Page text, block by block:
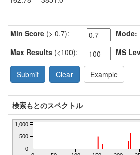
Min Score (> 0.7): Mode:
Max Results (<100): MS
Submit Clear Example
検索もとのスペクトル
0
500
1,000